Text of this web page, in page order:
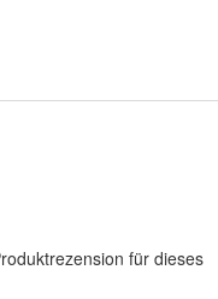
für dieses